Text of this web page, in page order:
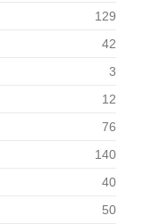
129
42
3
12
76
140
40
50